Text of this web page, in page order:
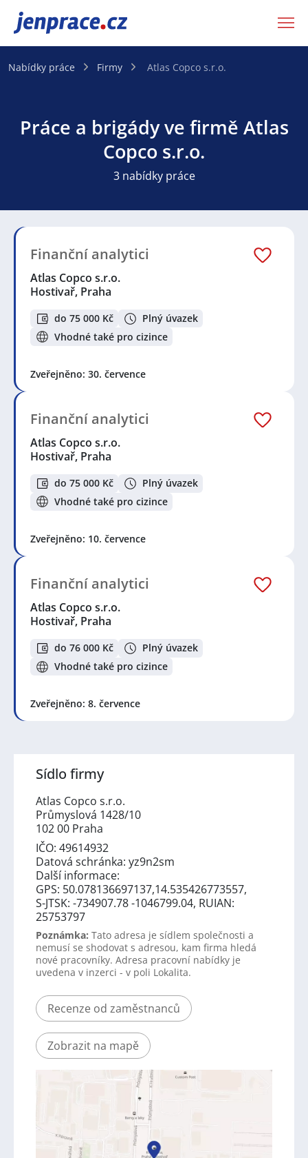
JenPráce.cz
Nabídky práce Firmy Atlas Copco s.r.o.
Práce a brigády ve firmě Atlas
Copco s.r.o.
3 nabídky práce
Finanční analytici
Atlas Copco s.r.o.
Hostivař, Praha
do 75 000 Kč
Plný úvazek
Vhodné také pro cizince
Zveřejněno: 30. července
Finanční analytici
Atlas Copco s.r.o.
Hostivař, Praha
do 75 000 Kč
Plný úvazek
Vhodné také pro cizince
Zveřejněno: 10. července
Finanční analytici
Atlas Copco s.r.o.
Hostivař, Praha
do 76 000 Kč
Plný úvazek
Vhodné také pro cizince
Zveřejněno: 8. července
Sídlo firmy
Atlas Copco s.r.o.
Průmyslová 1428/10
102 00 Praha
IČO: 49614932
Datová schránka: yz9n2sm
Další informace:
GPS: 50.078136697137,14.535426773557,
S-JTSK: -734907.78 -1046799.04, RUIAN:
25753797
Poznámka: Tato adresa je sídlem společnosti a
nemusí se shodovat s adresou, kam firma hledá
nové pracovníky. Adresa pracovní nabídky je
uvedena v inzerci - v poli Lokalita.
Recenze od zaměstnanců
Zobrazit na mapě